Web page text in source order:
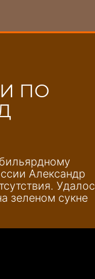
ПО
Александр
зеленом сукне